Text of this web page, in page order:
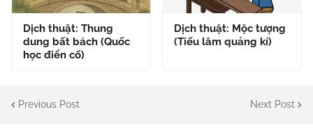
Dịch thuật: Thung
dung bất bách (Quốc
học điển cố)
Dịch thuật: Mộc tượng
(Tiếu lâm quảng kí)
Previous Post Next Post